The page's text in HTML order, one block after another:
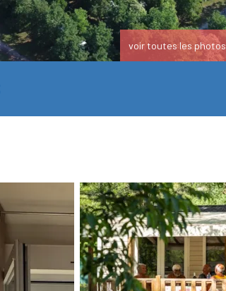
voir toutes les photos